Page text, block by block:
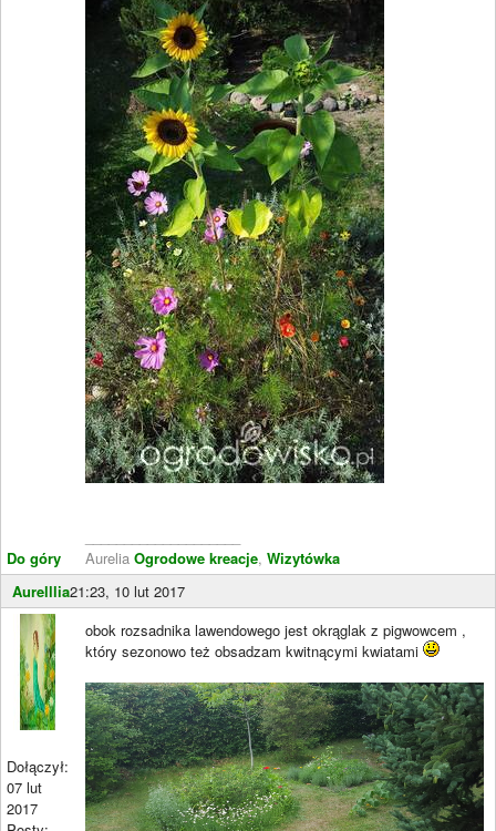
Do góry
Aurelia Ogrodowe kreacje, Wizytówka
Aurelllia21:23, 10 lut 2017
Dołączył:
07 lut
2017
obok rozsadnika lawendowego jest okrąglak z pigwowcem ,
który sezonowo też obsadzam kwitnącymi kwiatami